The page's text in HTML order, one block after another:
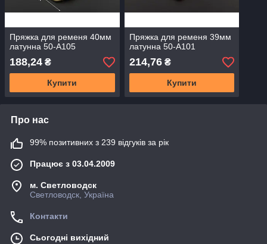
Пряжка для ременя 40мм
латунна 50-А105
188,24 ₴
Купити
Пряжка для ременя 39мм
латунна 50-А101
214,76₴
Купити
Про нас
99% позитивних з 239 відгуків за рік
Працює з 03.04.2009
м. Светловодск
Светловодск, Україна
Контакти
Сьогодні вихідний